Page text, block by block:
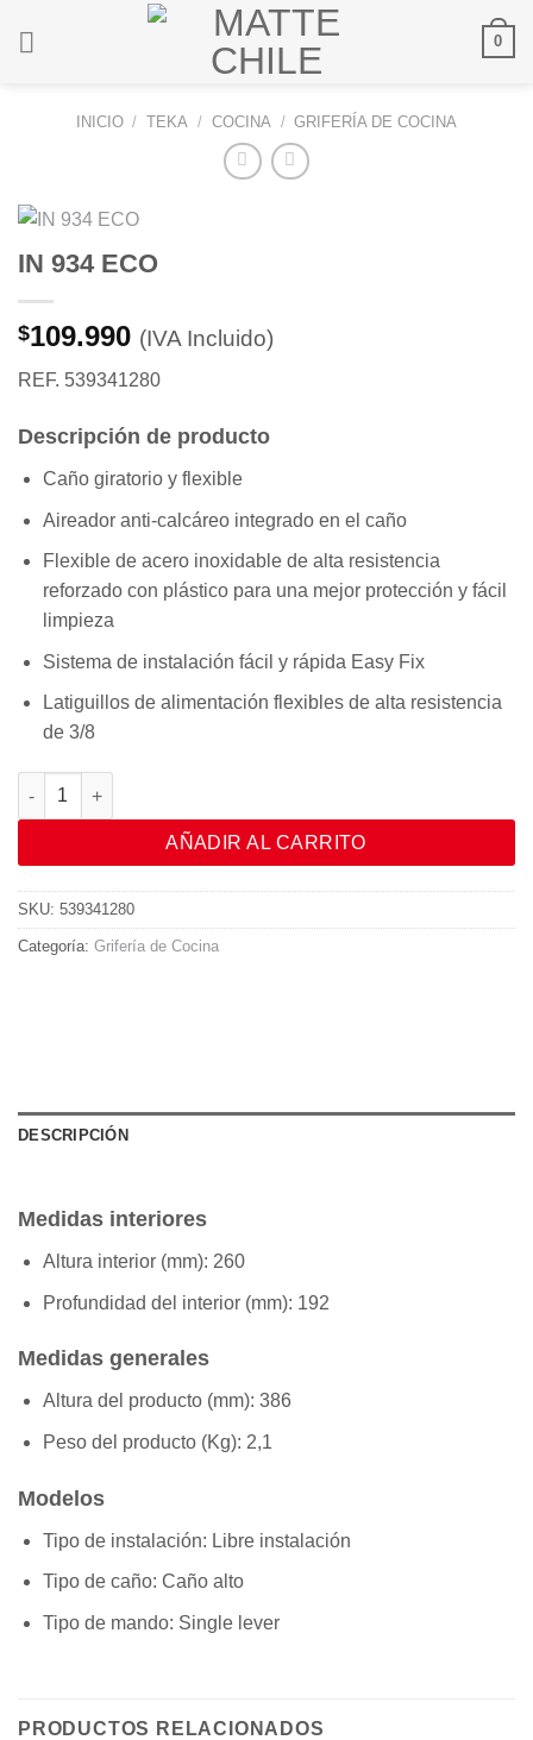
0
INICIO / TEKA / COCINA / GRIFERÍA DE COCINA
IN 934 ECO
$109.990 (IVA Incluido)
REF. 539341280
Descripción de producto
Caño giratorio y flexible
Aireador anti-calcáreo integrado en el caño
Flexible de acero inoxidable de alta resistencia
reforzado con plástico para una mejor protección y fácil
limpieza
Sistema de instalación fácil y rápida Easy Fix
Latiguillos de alimentación flexibles de alta resistencia
de 3/8
IN 934 ECO cantidad
AÑADIR AL CARRITO
SKU: 539341280
Categoría: Grifería de Cocina
DESCRIPCIÓN
Medidas interiores
Altura interior (mm): 260
Profundidad del interior (mm): 192
Medidas generales
Altura del producto (mm): 386
Peso del producto (Kg): 2,1
Modelos
Tipo de instalación: Libre instalación
Tipo de caño: Caño alto
Tipo de mando: Single lever
PRODUCTOS RELACIONADOS